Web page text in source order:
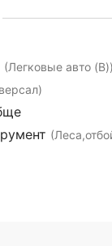
(Легковые авто (B))